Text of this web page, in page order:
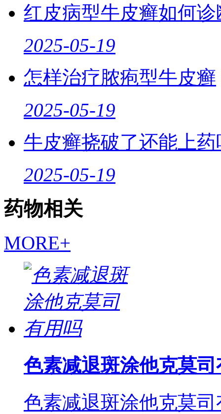
红皮病型牛皮癣如何诊
2025-05-19
怎样治疗脓疱型牛皮癣
2025-05-19
牛皮癣挠破了还能上药
2025-05-19
药物相关
MORE+
色素减退斑涂他克莫
色素减退斑涂他克莫